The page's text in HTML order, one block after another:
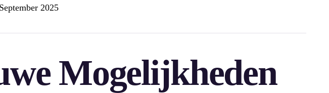
2025
Mogelijkheden